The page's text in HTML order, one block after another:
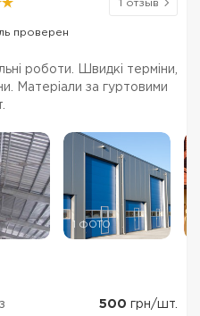
1 отзыв
проверен
роботи. Швидкі терміни,
Матеріали за гуртовими
1 ФОТО
500 грн/шт.